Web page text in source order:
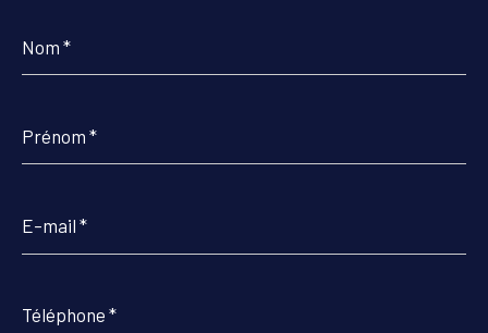
*
*
mail
*